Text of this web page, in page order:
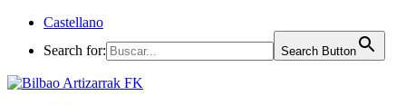
Castellano
Search for:
Search Button